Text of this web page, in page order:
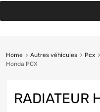
Home Autres véhicules Pcx
Honda PCX
RADIATEUR